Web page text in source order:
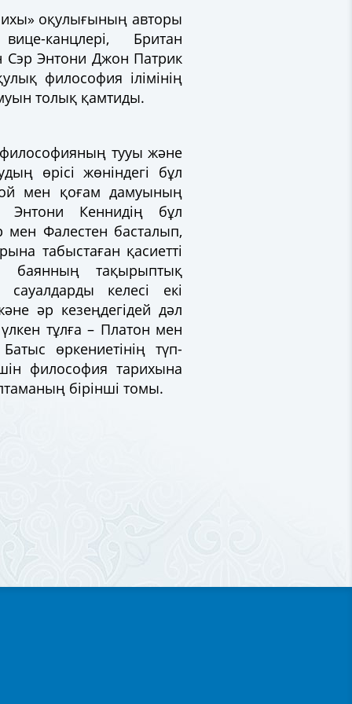
оқулығының авторы
канцлері, Британ
Сэр Энтони Джон Патрик
философия ілімінің
толық қамтиды.
тууы және
өрісі жөніндегі бұл
мен қоғам дамуының
Энтони Кеннидің бұл
мен Фалестен басталып,
табыстаған қасиетті
баянның тақырыптық
келесі екі
әр кезеңдегідей дәл
тұлға – Платон мен
өркениетінің түп-
философия тарихына
бірінші томы.